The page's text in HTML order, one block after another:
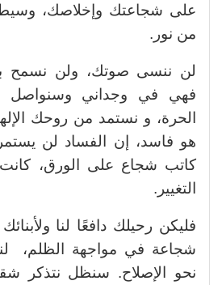
على شجاعتك وإخلاصك،
من نور.
لن ننسى صوتك، ولن نسمح
فهي في وجداني وسنواصل
الحرة، و نستمد من روحك
هو فاسد، إن الفساد لن
كاتب شجاع على الورق،
التغيير.
فليكن رحيلك دافعًا لنا
شجاعة في مواجهة الظلم،
نحو الإصلاح. سنظل نتذكر